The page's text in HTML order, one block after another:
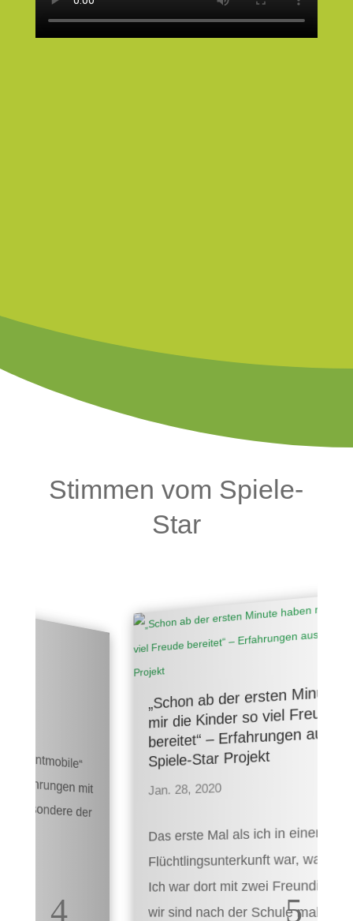
Stimmen vom Spiele-
Star
„Schon ab der ersten Minute haben
mir die Kinder so viel Freude
bereitet“ – Erfahrungen aus dem
Spiele-Star Projekt
Jan. 28, 2020
Das erste Mal als ich in einer
Flüchtlingsunterkunft war, war 2015.
Ich war dort mit zwei Freundinnen und
wir sind nach der Schule mal hin…